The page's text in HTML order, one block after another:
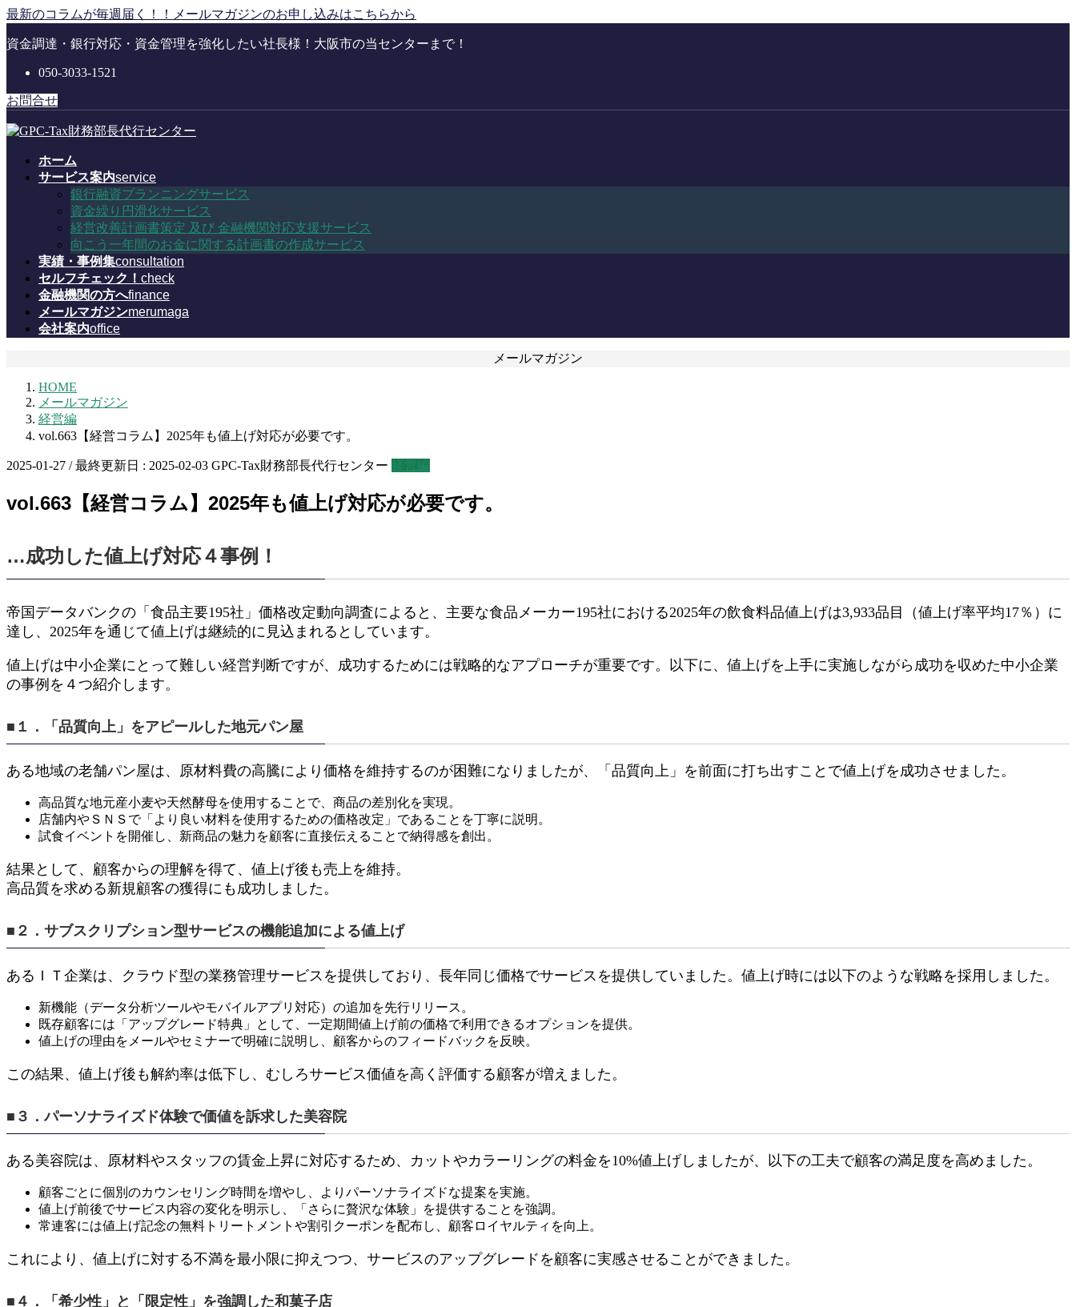
コ
テ
に
移
動
ナ
ゲ
ョ
ン
に
最新のコラムが毎週届く！！メールマガジンのお申し込みはこちらから
資金調達・銀行対応・資金管理を強化したい社長様！大阪市の当センターまで！
050-3033-1521
お問合せ
ホーム
サービス案内service
銀行融資プランニングサービス
資金繰り円滑化サービス
経営改善計画書策定 及び 金融機関対応支援サービス
向こう一年間のお金に関する計画書の作成サービス
実績・事例集consultation
セルフチェック！ check
金融機関の方へfinance
メールマガジンmerumaga
会社案内office
メールマガジン
HOME
メールマガジン
経営編
vol.663【経営コラム】2025年も値上げ対応が必要です。
2025-01-27 / 最終更新日 : 2025-02-03 GPC-Tax財務部長代行センター 経営編
vol.663【経営コラム】2025年も値上げ対応が必要です。
…成功した値上げ対応４事例！
帝国データバンクの「食品主要195社」価格改定動向調査によると、主要な食品メーカー195社における2025年の飲食料品値上げは3,933品目（値上げ率平均17％）に
達し、2025年を通じて値上げは継続的に見込まれるとしています。
値上げは中小企業にとって難しい経営判断ですが、成功するためには戦略的なアプローチが重要です。以下に、値上げを上手に実施しながら成功を収めた中小企業
の事例を４つ紹介します。
■１．「品質向上」をアピールした地元パン屋
ある地域の老舗パン屋は、原材料費の高騰により価格を維持するのが困難になりましたが、「品質向上」を前面に打ち出すことで値上げを成功させました。
高品質な地元産小麦や天然酵母を使用することで、商品の差別化を実現。
店舗内やＳＮＳで「より良い材料を使用するための価格改定」であることを丁寧に説明。
試食イベントを開催し、新商品の魅力を顧客に直接伝えることで納得感を創出。
結果として、顧客からの理解を得て、値上げ後も売上を維持。
高品質を求める新規顧客の獲得にも成功しました。
■２．サブスクリプション型サービスの機能追加による値上げ
あるＩＴ企業は、クラウド型の業務管理サービスを提供しており、長年同じ価格でサービスを提供していました。値上げ時には以下のような戦略を採用しました。
新機能（データ分析ツールやモバイルアプリ対応）の追加を先行リリース。
既存顧客には「アップグレード特典」として、一定期間値上げ前の価格で利用できるオプションを提供。
値上げの理由をメールやセミナーで明確に説明し、顧客からのフィードバックを反映。
この結果、値上げ後も解約率は低下し、むしろサービス価値を高く評価する顧客が増えました。
■３．パーソナライズド体験で価値を訴求した美容院
ある美容院は、原材料やスタッフの賃金上昇に対応するため、カットやカラーリングの料金を10%値上げしましたが、以下の工夫で顧客の満足度を高めました。
顧客ごとに個別のカウンセリング時間を増やし、よりパーソナライズドな提案を実施。
値上げ前後でサービス内容の変化を明示し、「さらに贅沢な体験」を提供することを強調。
常連客には値上げ記念の無料トリートメントや割引クーポンを配布し、顧客ロイヤルティを向上。
これにより、値上げに対する不満を最小限に抑えつつ、サービスのアップグレードを顧客に実感させることができました。
■４．「希少性」と「限定性」を強調した和菓子店